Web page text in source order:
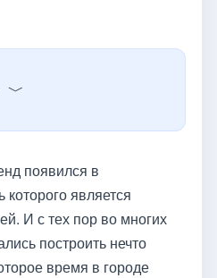
появился в
является
И с тех пор во многих
построить нечто
время в городе